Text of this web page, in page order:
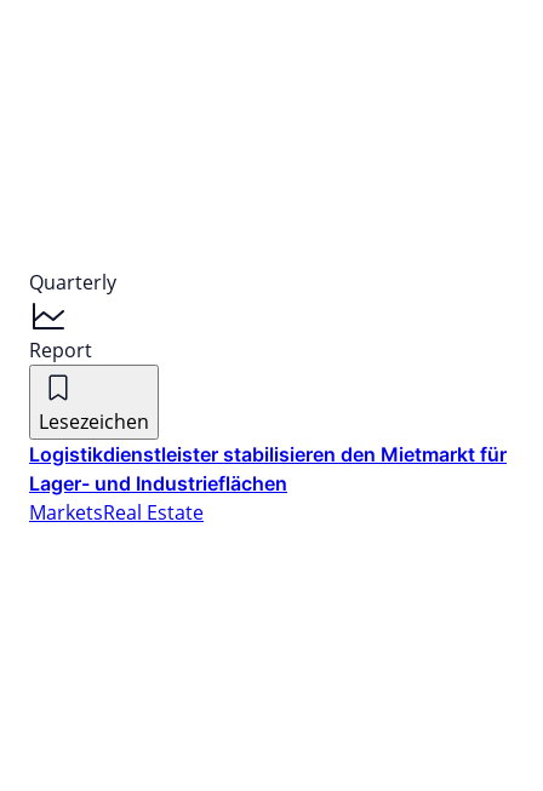
Quarterly
Report
Lesezeichen
Logistikdienstleister stabilisieren den Mietmarkt für
Lager- und Industrieflächen
MarketsReal Estate